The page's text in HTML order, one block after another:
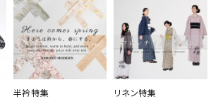
半衿特集 リネン特集